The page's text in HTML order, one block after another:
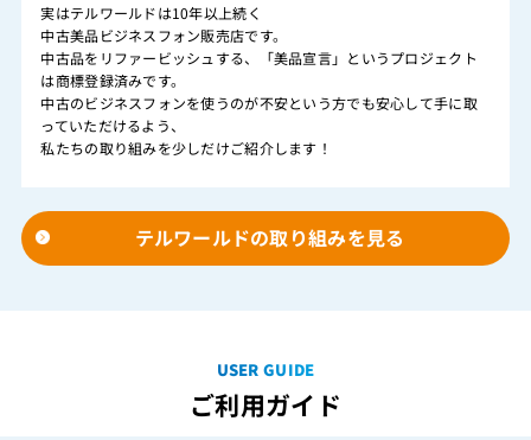
実はテルワールドは10年以上続く
中古美品ビジネスフォン販売店です。
中古品をリファービッシュする、「美品宣言」というプロジェクト
は商標登録済みです。
中古のビジネスフォンを使うのが不安という方でも安心して手に取
っていただけるよう、
私たちの取り組みを少しだけご紹介します！
テルワールドの取り組みを見る
USER GUIDE
ご利用ガイド